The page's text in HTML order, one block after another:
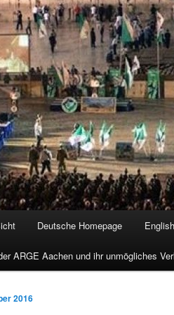
Deutsche Homepage
ARGE Aachen und ihr unmögliches
2016